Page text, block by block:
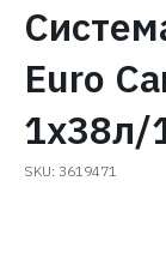
Euro
1х38л/
SKU: 3619471